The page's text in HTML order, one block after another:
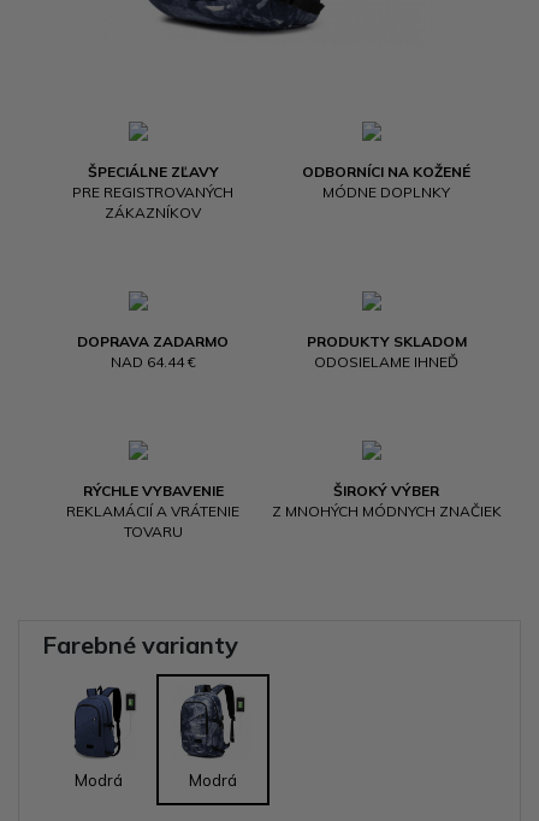
ŠPECIÁLNE ZĽAVY
PRE REGISTROVANÝCH
ZÁKAZNÍKOV
ODBORNÍCI NA KOŽENÉ
MÓDNE DOPLNKY
DOPRAVA ZADARMO
NAD 64.44 €
PRODUKTY SKLADOM
ODOSIELAME IHNEĎ
RÝCHLE VYBAVENIE
REKLAMÁCIÍ A VRÁTENIE
TOVARU
ŠIROKÝ VÝBER
Z MNOHÝCH MÓDNYCH ZNAČIEK
Farebné varianty
Modrá Modrá